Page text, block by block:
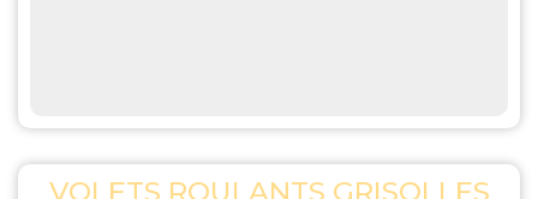
VOLETS ROULANTS GRISOLLES